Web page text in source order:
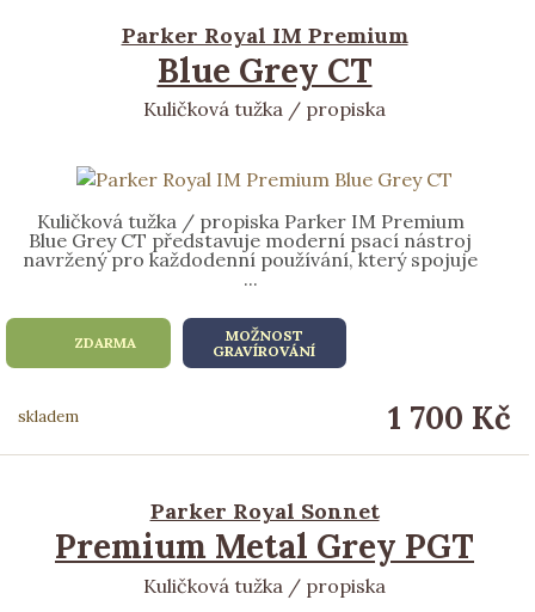
Parker Royal IM Premium
Blue Grey CT
Kuličková tužka / propiska
Kuličková tužka / propiska Parker IM Premium
Blue Grey CT představuje moderní psací nástroj
navržený pro každodenní používání, který spojuje
...
ZDARMA
MOŽNOST
GRAVÍROVÁNÍ
skladem 1 700 Kč
Parker Royal Sonnet
Premium Metal Grey PGT
Kuličková tužka / propiska